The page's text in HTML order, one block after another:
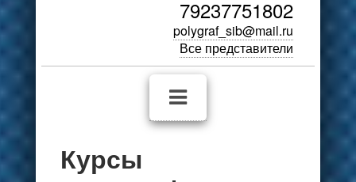
79237751802
polygraf_sib@mail.ru
Все представители
Курсы